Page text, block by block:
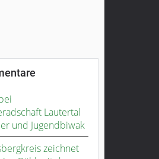
Lautertal
und Jugendbiwak
zeichnet